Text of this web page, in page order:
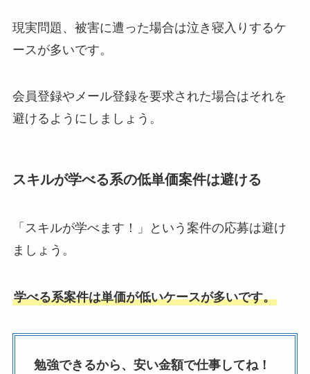
現実問題、被害に遭った場合は泣き寝入りするケ
ースが多いです。
会員登録やメール登録を要求された場合はそれを
避けるようにしましょう。
スキルが学べる系の低単価案件は避ける
「スキルが学べます！」という案件の応募は避け
ましょう。
学べる系案件は単価が低いケースが多いです。
勉強できるから、安い金額で仕事してね！